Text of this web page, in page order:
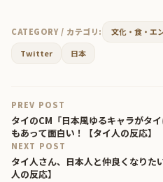
CATEGORY / カテゴリ: 文化・食・エ
Twitter
日本
PREV POST
タイのCM「日本風ゆるキャラがタ
もあって面白い！【タイ人の反応】
NEXT POST
タイ人さん、日本人と仲良くなりた
人の反応】